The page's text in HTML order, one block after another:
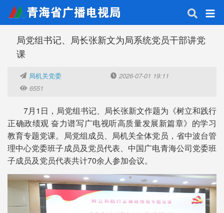
局党组书记、局长张新文为局系统党员干部讲党
课
局机关党委
2026-07-01 19:11
6551
7月1日，局党组书记、局长张新文作题为《树立和践行
正确政绩观 奋力谱写广电视听高质量发展新篇章》的学习
教育专题党课。局党组成员、局机关全体党员，省中波台管
理中心党委班子成员及党员代表、中国广电青海公司党委班
子成员及党员代表共计70余人参加会议。